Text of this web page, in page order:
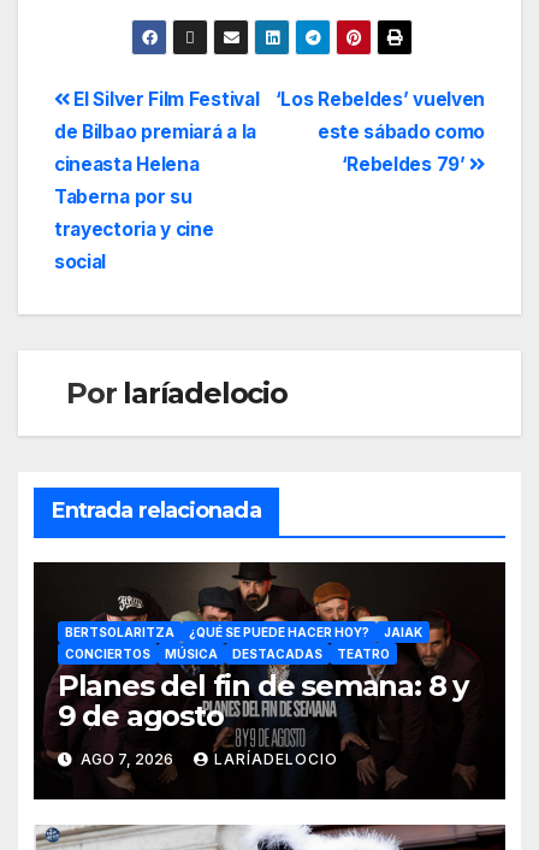
‘Los Rebeldes’ vuelven
este sábado como
‘Rebeldes 79’
El Silver Film Festival
de Bilbao premiará a la
cineasta Helena
Taberna por su
trayectoria y cine
social
Por laríadelocio
Entrada relacionada
BERTSOLARITZA ¿QUÉ SE PUEDE HACER HOY?
JAIAK
CONCIERTOS
MÚSICA DESTACADAS TEATRO
Planes del fin de semana: 8 y
9 de agosto
AGO 7, 2026 LARÍADELOCIO